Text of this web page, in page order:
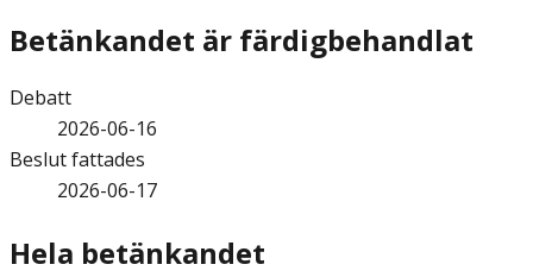
Betänkandet är färdigbehandlat
Debatt
2026-06-16
Beslut fattades
2026-06-17
Hela betänkandet